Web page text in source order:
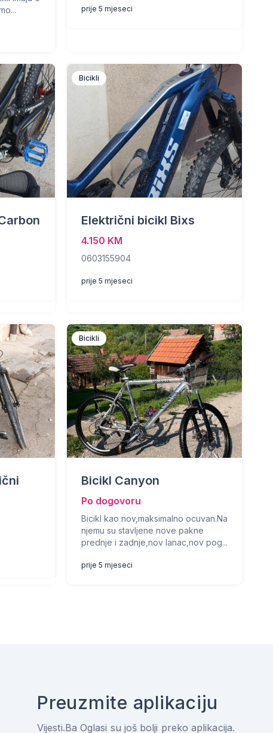
prije 5 mjeseci
Bicikli
Električni bicikl Bixs
4.150 KM
0603155904
prije 5 mjeseci
Bicikli
Bicikl Canyon
Po dogovoru
Bicikl kao nov,maksimalno ocuvan.Na
njemu su stavljene nove pakne
prednje i zadnje,nov lanac,nov pog...
prije 5 mjeseci
Preuzmite aplikaciju
Vijesti.Ba Oglasi su još bolji preko aplikacija.